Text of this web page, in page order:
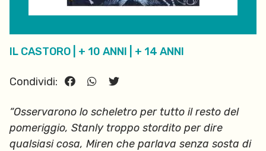
IL CASTORO + 10 ANNI + 14 ANNI
Condividi:
“Osservarono lo scheletro per tutto il resto del
pomeriggio, Stanly troppo stordito per dire
qualsiasi cosa, Miren che parlava senza sosta di